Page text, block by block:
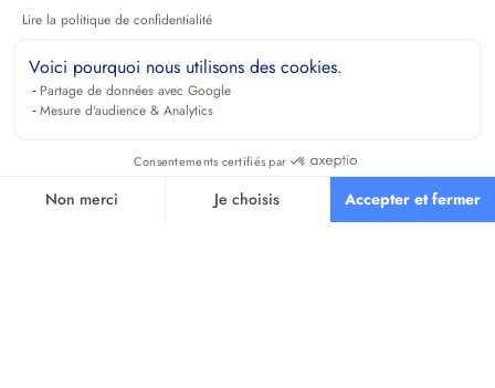
Lire la politique de confidentialité
Voici pourquoi nous utilisons des cookies.
Partage de données avec Google
Mesure d'audience & Analytics
Consentements certifiés par
Non merci Je choisis Accepter et fermer